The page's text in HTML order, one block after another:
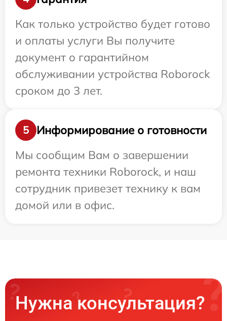
Как только устройство будет готово
и оплаты услуги Вы получите
документ о гарантийном
обслуживании устройства Roborock
сроком до 3 лет.
5
Информирование о готовности
Мы сообщим Вам о завершении
ремонта техники Roborock, и наш
сотрудник привезет технику к вам
домой или в офис.
Нужна консультация?